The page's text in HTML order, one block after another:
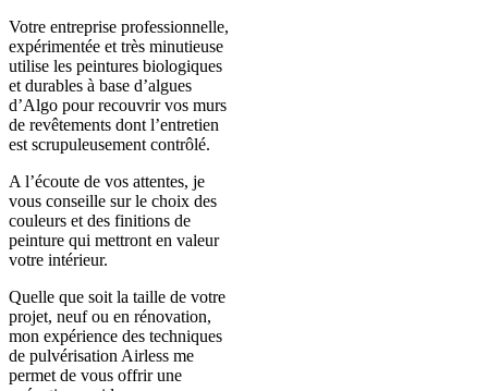
Votre entreprise professionnelle,
expérimentée et très minutieuse
utilise les peintures biologiques
et durables à base d’algues
d’Algo pour recouvrir vos murs
de revêtements dont l’entretien
est scrupuleusement contrôlé.
A l’écoute de vos attentes, je
vous conseille sur le choix des
couleurs et des finitions de
peinture qui mettront en valeur
votre intérieur.
Quelle que soit la taille de votre
projet, neuf ou en rénovation,
mon expérience des techniques
de pulvérisation Airless me
permet de vous offrir une